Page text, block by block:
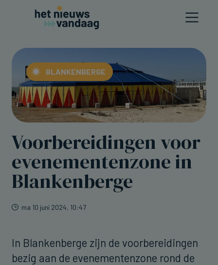
BLANKENBERGE
Voorbereidingen voor
evenementenzone in
Blankenberge
ma 10 juni 2024, 10:47
In Blankenberge zijn de voorbereidingen
bezig aan de evenementenzone rond de